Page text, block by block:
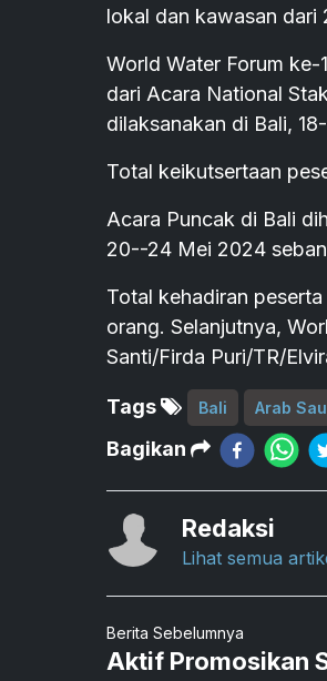
lokal dan kawasan dari
World Water Forum ke-
dari Acara National
dilaksanakan di Bali,
Total keikutsertaan
Acara Puncak di Bali
20--24 Mei 2024
Total kehadiran
orang. Selanjutnya,
Santi/Firda Puri/TR/
Tags Bali Arab
Bagikan
Redaksi
Lihat semua
Berita Sebelumnya
Aktif Promosikan